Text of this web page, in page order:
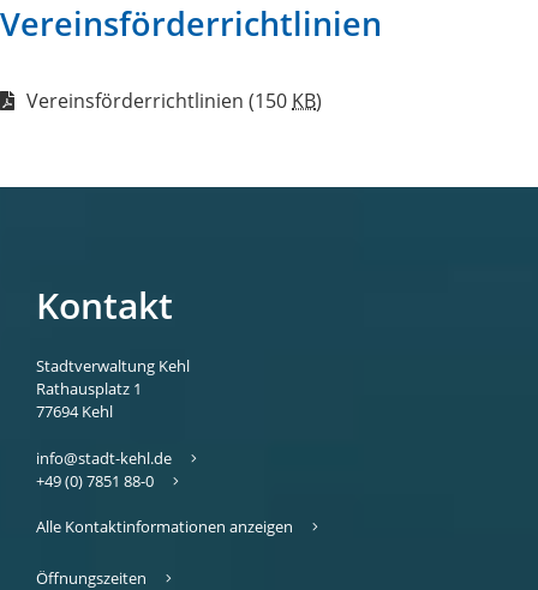
Vereinsförderrichtlinien
Vereinsförderrichtlinien (150 KB)
Kontakt
Stadtverwaltung Kehl
Rathausplatz 1
77694 Kehl
info@stadt-kehl.de
+49 (0) 7851 88-0
Alle Kontaktinformationen anzeigen
Öffnungszeiten